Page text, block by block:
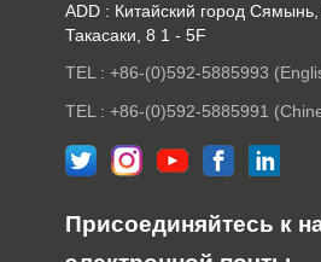
ADD : Китайский город
Такасаки, 8 1 - 5F
TEL : +86-(0)592-5885993
TEL : +86-(0)592-5885991
Присоединяйтесь к